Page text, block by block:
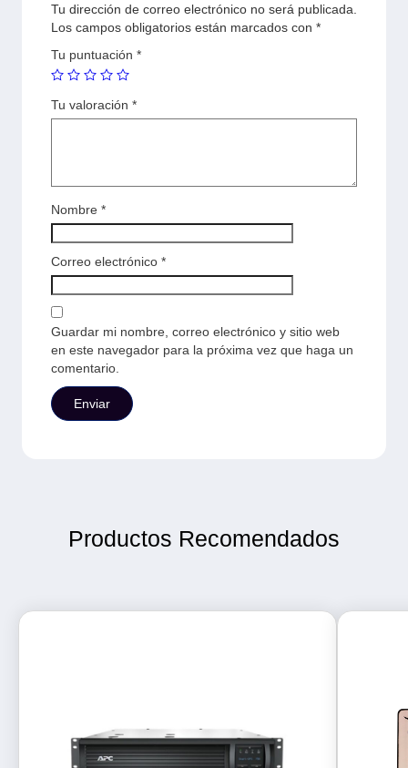
Tu dirección de correo electrónico no será publicada.
Los campos obligatorios están marcados con *
Tu puntuación *
Tu valoración *
Nombre *
Correo electrónico *
Guardar mi nombre, correo electrónico y sitio web
en este navegador para la próxima vez que haga un
comentario.
Productos Recomendados